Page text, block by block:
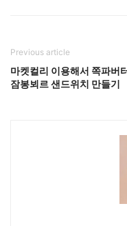
Previous article
마켓컬리 이용해서 쪽파버
잠봉뵈르 샌드위치 만들기